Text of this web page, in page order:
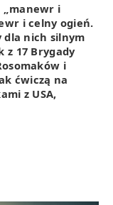
„manewr i
i celny ogień.
dla nich silnym
z 17 Brygady
i
ćwiczą na
z USA,